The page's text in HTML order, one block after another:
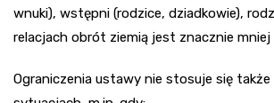
wnuki), wstępni (rodzice, dziadkowie),
relacjach obrót ziemią jest znacznie mniej
Ograniczenia ustawy nie stosuje się także